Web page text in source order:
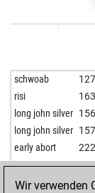
w1xyler
musa48
kinggambit
gerberelli
grov
disc100
pubaer
schwoab
risi
long john silver
long john silver
early abort
gegner
shnyrsamuil2
Wir verwenden